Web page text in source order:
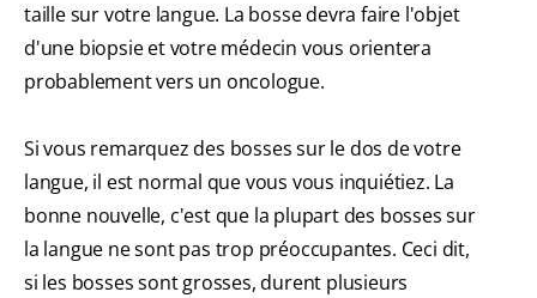
taille sur votre langue. La bosse devra faire l'objet
d'une biopsie et votre médecin vous orientera
probablement vers un oncologue.
Si vous remarquez des bosses sur le dos de votre
langue, il est normal que vous vous inquiétiez. La
bonne nouvelle, c'est que la plupart des bosses sur
la langue ne sont pas trop préoccupantes. Ceci dit,
si les bosses sont grosses, durent plusieurs